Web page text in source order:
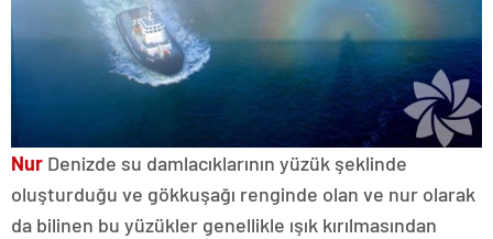
Nur Denizde su damlacıklarının yüzük şeklinde
oluşturduğu ve gökkuşağı renginde olan ve nur olarak
da bilinen bu yüzükler genellikle ışık kırılmasından